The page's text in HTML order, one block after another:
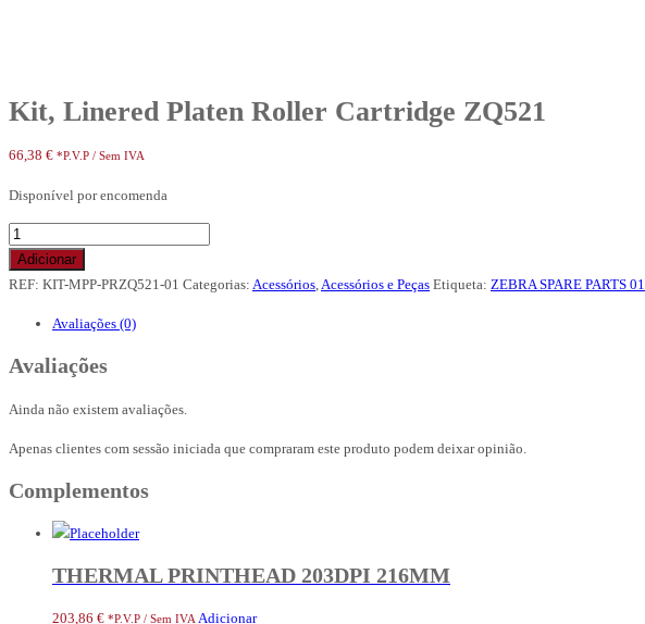
Kit, Linered Platen Roller Cartridge ZQ521
66,38 € *P.V.P / Sem IVA
Disponível por encomenda
Quantidade
de
Kit,
Roller
ZQ521
Adicionar
REF: KIT-MPP-PRZQ521-01 Categorias: Acessórios,Acessórios e Peças Etiqueta: ZEBRA SPARE PARTS 01
Avaliações (0)
Avaliações
Ainda não existem avaliações.
Apenas clientes com sessão iniciada que compraram este produto podem deixar opinião.
Complementos
THERMAL PRINTHEAD 203DPI 216MM
203,86 € *P.V.P / Sem IVA Adicionar